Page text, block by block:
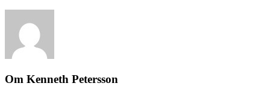
Om Kenneth Petersson